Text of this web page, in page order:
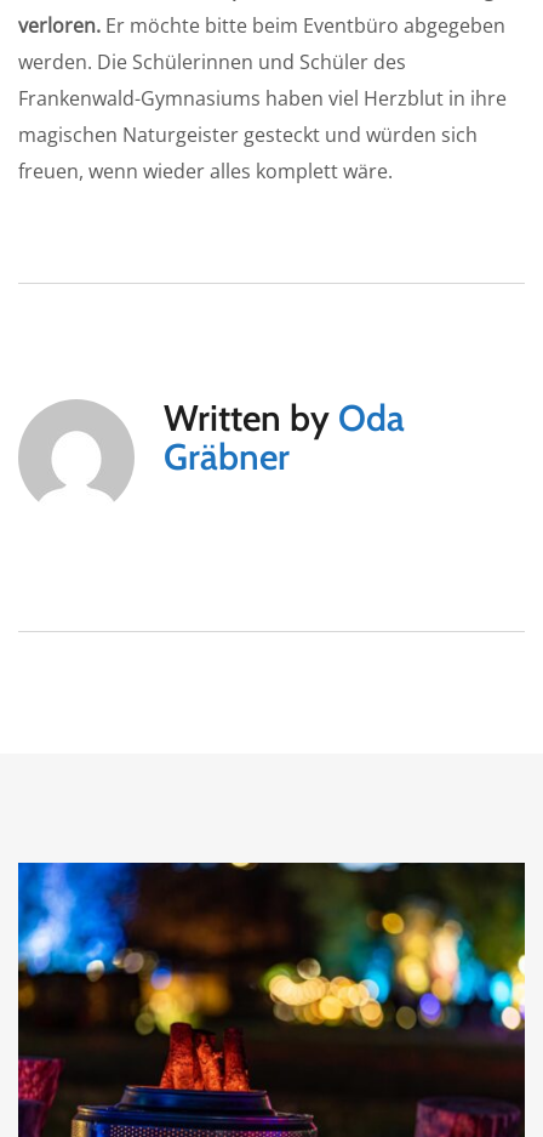
verloren. Er möchte bitte beim Eventbüro abgegeben
werden. Die Schülerinnen und Schüler des
Frankenwald-Gymnasiums haben viel Herzblut in ihre
magischen Naturgeister gesteckt und würden sich
freuen, wenn wieder alles komplett wäre.
Written by Oda
Gräbner